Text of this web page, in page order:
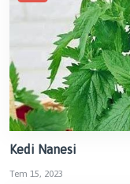
Kedi Nanesi
Tem 15, 2023